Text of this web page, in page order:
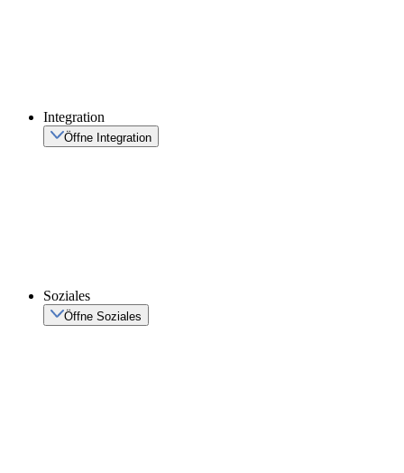
Integration
Öffne Integration
Soziales
Öffne Soziales